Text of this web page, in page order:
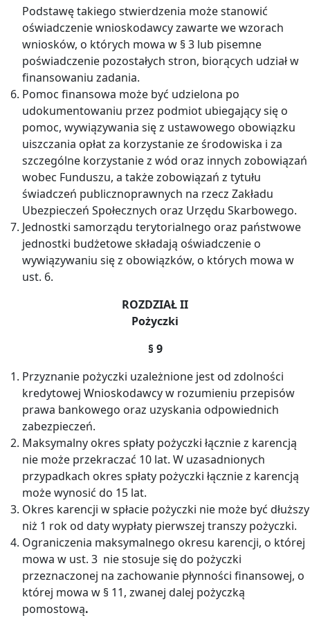
Podstawę takiego stwierdzenia może stanowić
oświadczenie wnioskodawcy zawarte we wzorach
wniosków, o których mowa w § 3 lub pisemne
poświadczenie pozostałych stron, biorących udział w
finansowaniu zadania.
Pomoc finansowa może być udzielona po
udokumentowaniu przez podmiot ubiegający się o
pomoc, wywiązywania się z ustawowego obowiązku
uiszczania opłat za korzystanie ze środowiska i za
szczególne korzystanie z wód oraz innych zobowiązań
wobec Funduszu, a także zobowiązań z tytułu
świadczeń publicznoprawnych na rzecz Zakładu
Ubezpieczeń Społecznych oraz Urzędu Skarbowego.
Jednostki samorządu terytorialnego oraz państwowe
jednostki budżetowe składają oświadczenie o
wywiązywaniu się z obowiązków, o których mowa w
ust. 6.
ROZDZIAŁ II
Pożyczki
§ 9
Przyznanie pożyczki uzależnione jest od zdolności
kredytowej Wnioskodawcy w rozumieniu przepisów
prawa bankowego oraz uzyskania odpowiednich
zabezpieczeń.
Maksymalny okres spłaty pożyczki łącznie z karencją
nie może przekraczać 10 lat. W uzasadnionych
przypadkach okres spłaty pożyczki łącznie z karencją
może wynosić do 15 lat.
Okres karencji w spłacie pożyczki nie może być dłuższy
niż 1 rok od daty wypłaty pierwszej transzy pożyczki.
Ograniczenia maksymalnego okresu karencji, o której
mowa w ust. 3 nie stosuje się do pożyczki
przeznaczonej na zachowanie płynności finansowej, o
której mowa w § 11, zwanej dalej pożyczką
pomostową.